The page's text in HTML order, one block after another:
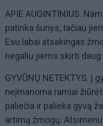
APIE AUGINTINIUS.
patinka šunys, tačiau
Esu labai atsakingas
negaliu jiems skirti daug
GYVŪNŲ NETEKTYS. Į
neįmanoma ramiai
paliečia ir palieka gyvą
artimą žmogų.